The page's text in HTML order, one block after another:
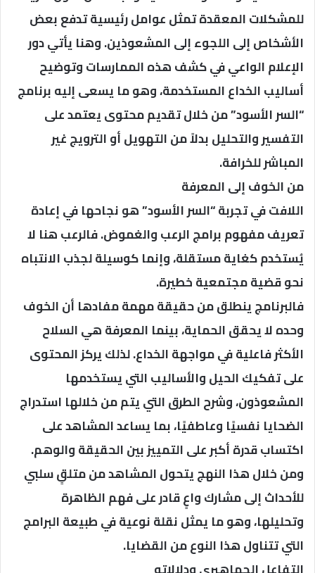
للمشكلات المعقدة تمثل عوامل رئيسية تدفع بعض
الأشخاص إلى اللجوء إلى المشعوذين. وهنا يأتي دور
الإعلام الواعي في كشف هذه الممارسات وتوضيح
أساليب الخداع المستخدمة، وهو ما يسعى إليه برنامج
“السر الأسود” من خلال تقديم محتوى يعتمد على
التفسير والتحليل بدلاً من التهويل أو الترويج غير
المباشر للخرافة.
من الخوف إلى المعرفة
اللافت في تجربة “السر الأسود” هو نجاحها في إعادة
تعريف مفهوم برامج الرعب والغموض. فالرعب هنا لا
يُستخدم كغاية مستقلة، وإنما كوسيلة لجذب الانتباه
نحو قضية مجتمعية خطيرة.
فالبرنامج ينطلق من حقيقة مهمة مفادها أن الخوف
وحده لا يحقق الحماية، بينما المعرفة هي السلاح
الأكثر فاعلية في مواجهة الخداع. لذلك يركز المحتوى
على تفكيك الحيل والأساليب التي يستخدمها
المشعوذون، وشرح الطرق التي يتم من خلالها استدراج
الضحايا نفسيًا وعاطفيًا، بما يساعد المشاهد على
اكتساب قدرة أكبر على التمييز بين الحقيقة والوهم.
ومن خلال هذا النهج يتحول المشاهد من متلقٍ سلبي
للأحداث إلى مشارك واعٍ قادر على فهم الظاهرة
وتحليلها، وهو ما يمثل نقلة نوعية في طبيعة البرامج
التي تتناول هذا النوع من القضايا.